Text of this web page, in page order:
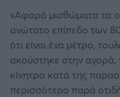
«Αφορά μισθώματα τα
ανώτατο επίπεδο των
ότι είναι ένα μέτρο,
ακούστηκε στην αγορά,
κίνητρο κατά της
περισσότερο παρά